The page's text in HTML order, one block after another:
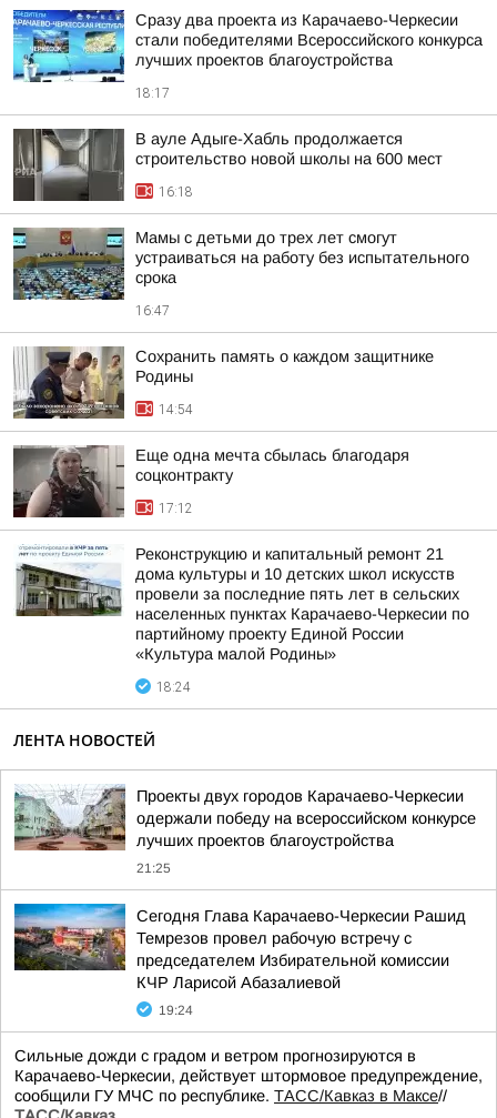
Сразу два проекта из Карачаево-Черкесии
стали победителями Всероссийского конкурса
лучших проектов благоустройства
18:17
В ауле Адыге-Хабль продолжается
строительство новой школы на 600 мест
16:18
Мамы с детьми до трех лет смогут
устраиваться на работу без испытательного
срока
16:47
Сохранить память о каждом защитнике
Родины
14:54
Еще одна мечта сбылась благодаря
соцконтракту
17:12
Реконструкцию и капитальный ремонт 21
дома культуры и 10 детских школ искусств
провели за последние пять лет в сельских
населенных пунктах Карачаево-Черкесии по
партийному проекту Единой России
«Культура малой Родины»
18:24
ЛЕНТА НОВОСТЕЙ
Проекты двух городов Карачаево-Черкесии
одержали победу на всероссийском конкурсе
лучших проектов благоустройства
21:25
Сегодня Глава Карачаево-Черкесии Рашид
Темрезов провел рабочую встречу с
председателем Избирательной комиссии
КЧР Ларисой Абазалиевой
19:24
Сильные дожди с градом и ветром прогнозируются в
Карачаево-Черкесии, действует штормовое предупреждение,
сообщили ГУ МЧС по республике. ТАСС/Кавказ в Максе//